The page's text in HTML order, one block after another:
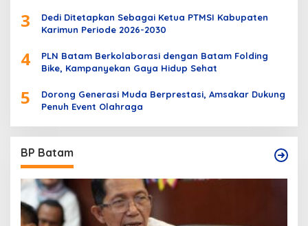
3
Dedi Ditetapkan Sebagai Ketua PTMSI Kabupaten
Karimun Periode 2026-2030
4
PLN Batam Berkolaborasi dengan Batam Folding
Bike, Kampanyekan Gaya Hidup Sehat
5
Dorong Generasi Muda Berprestasi, Amsakar Dukung
Penuh Event Olahraga
BP Batam